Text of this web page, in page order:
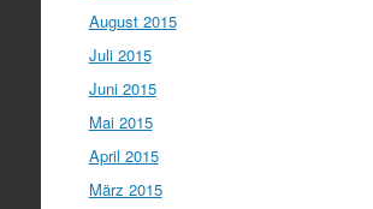
August 2015
Juli 2015
Juni 2015
Mai 2015
April 2015
März 2015